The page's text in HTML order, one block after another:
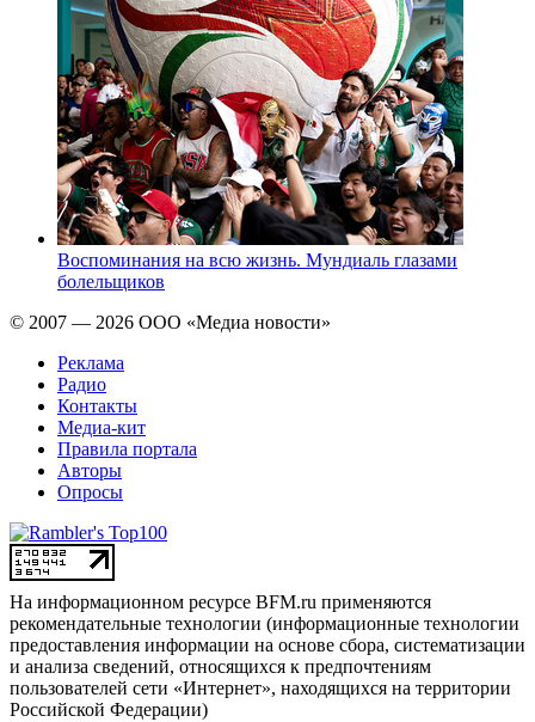
Воспоминания на всю жизнь. Мундиаль глазами
болельщиков
© 2007 — 2026 ООО «Медиа новости»
Реклама
Радио
Контакты
Медиа-кит
Правила портала
Авторы
Опросы
На информационном ресурсе BFM.ru применяются
рекомендательные технологии (информационные технологии
предоставления информации на основе сбора, систематизации
и анализа сведений, относящихся к предпочтениям
пользователей сети «Интернет», находящихся на территории
Российской Федерации)